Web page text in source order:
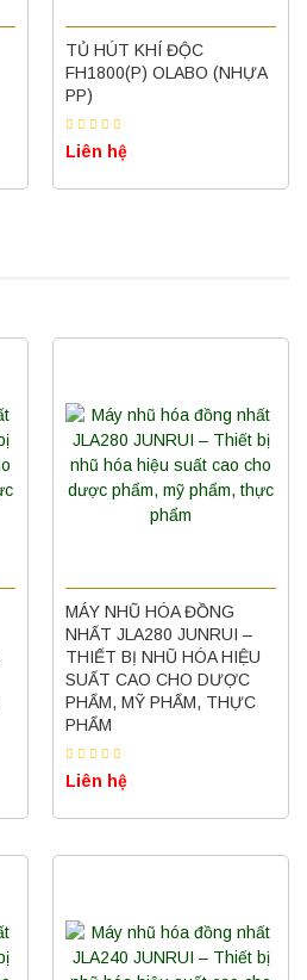
TỦ HÚT KHÍ ĐỘC
FH1800(P) OLABO (NHỰA
PP)
Liên hệ
MÁY NHŨ HÓA ĐỒNG
NHẤT JLA280 JUNRUI –
THIẾT BỊ NHŨ HÓA HIỆU
SUẤT CAO CHO DƯỢC
PHẨM, MỸ PHẨM, THỰC
PHẨM
Liên hệ